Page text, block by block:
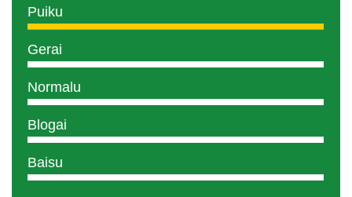
Puiku
Gerai
Normalu
Blogai
Baisu